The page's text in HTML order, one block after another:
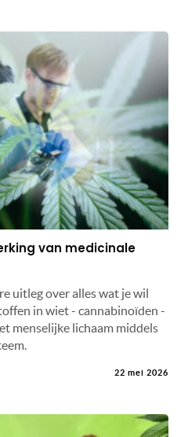
van medicinale
uitleg over alles wat je wil
in wiet - cannabinoïden -
menselijke lichaam middels
22 mei 2026